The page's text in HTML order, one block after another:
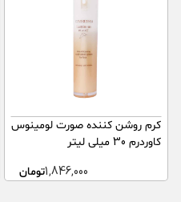
کرم روشن کننده صورت لومینوس
کاوردرم 30 میلی لیتر
1,846,000تومان